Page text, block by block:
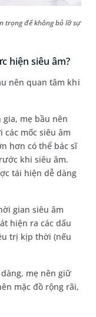
trọng để không bỏ lỡ sự
hiện siêu âm?
nên quan tâm khi
gia, mẹ bầu nên
mốc siêu âm
hơn có thể bác sĩ
khi siêu âm.
tái hiện dễ dàng
gian siêu âm
hiện ra các dấu
trị kịp thời (nếu
mẹ nên giữ
mặc đồ rộng rãi,